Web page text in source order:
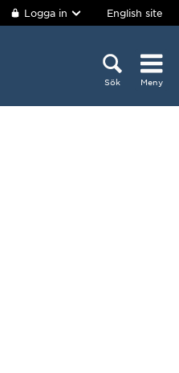
Logga in English site
Sök Meny